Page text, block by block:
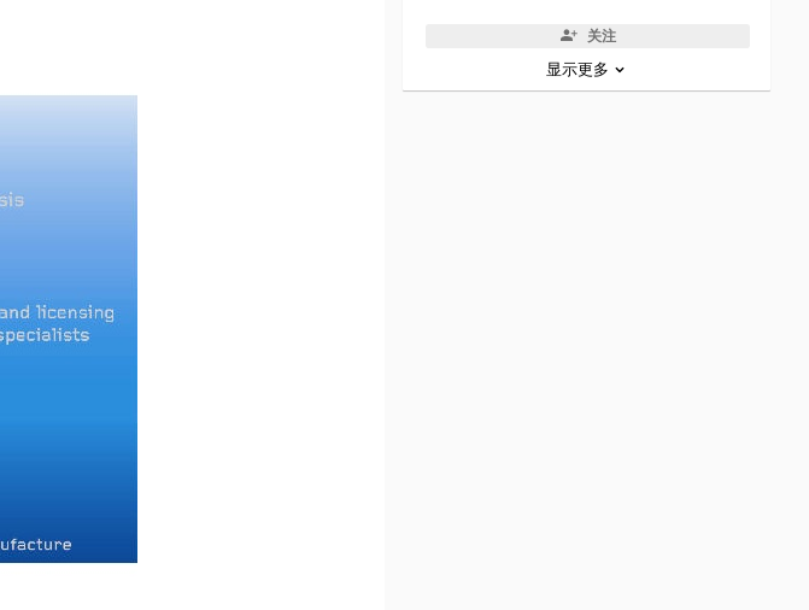
关注
显示更多